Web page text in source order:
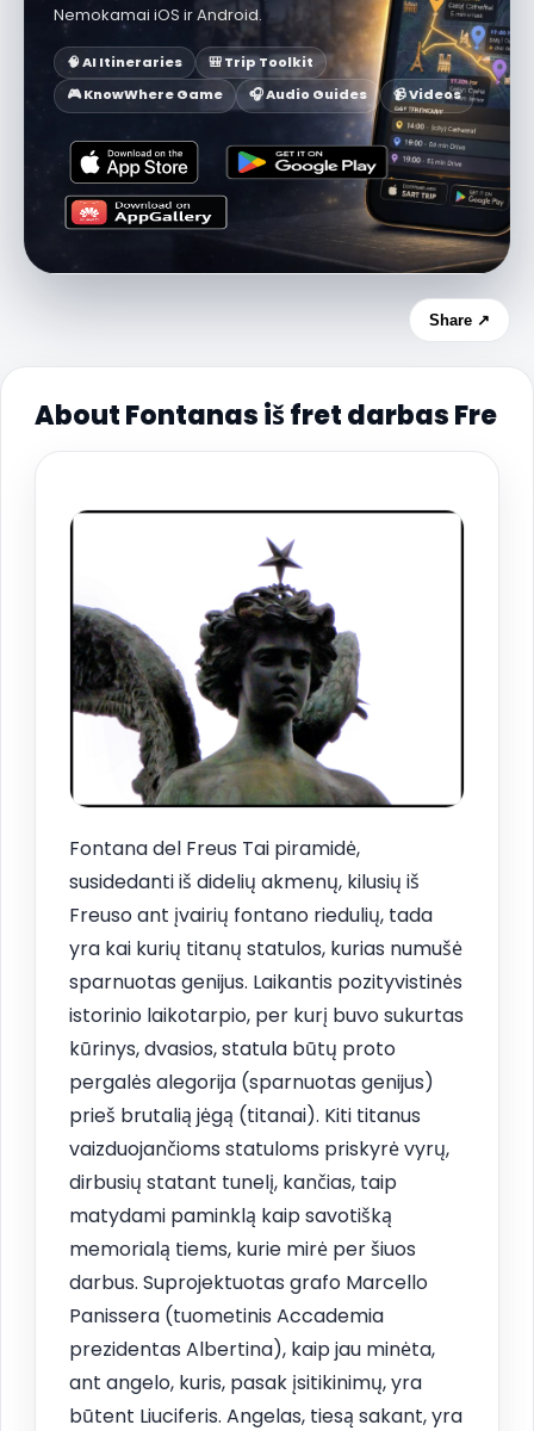
Nemokamai iOS ir Android.
🧠 AI Itineraries
🎒 Trip Toolkit
🎮 KnowWhere Game
🎧 Audio Guides 📹 Videos
Share ↗
About Fontanas iš fret darbas Fre
Fontana del Freus Tai piramidė,
susidedanti iš didelių akmenų, kilusių iš
Freuso ant įvairių fontano riedulių, tada
yra kai kurių titanų statulos, kurias numušė
sparnuotas genijus. Laikantis pozityvistinės
istorinio laikotarpio, per kurį buvo sukurtas
kūrinys, dvasios, statula būtų proto
pergalės alegorija (sparnuotas genijus)
prieš brutalią jėgą (titanai). Kiti titanus
vaizduojančioms statuloms priskyrė vyrų,
dirbusių statant tunelį, kančias, taip
matydami paminklą kaip savotišką
memorialą tiems, kurie mirė per šiuos
darbus. Suprojektuotas grafo Marcello
Panissera (tuometinis Accademia
prezidentas Albertina), kaip jau minėta,
ant angelo, kuris, pasak įsitikinimų, yra
būtent Liuciferis. Angelas, tiesą sakant, yra